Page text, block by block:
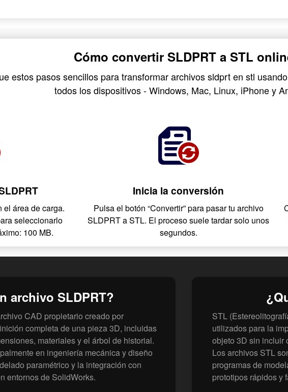
Cómo convertir SLDPRT a STL
estos pasos sencillos para transformar archivos sldprt en stl
todos los dispositivos - Windows, Mac, Linux, iPhone y
el área de carga.
seleccionarlo
100 MB.
Inicia la conversión
Pulsa el botón “Convertir” para pasar tu archivo
SLDPRT a STL. El proceso suele tardar solo unos
segundos.
archivo SLDPRT?
CAD propietario creado por
completa de una pieza 3D, incluidas
materiales y el árbol de historial.
en ingeniería mecánica y diseño
paramétrico y la integración con
entornos de SolidWorks.
STL
utilizados para la
objeto 3D sin incluir
Los archivos STL
programas de
prototipos rápidos y